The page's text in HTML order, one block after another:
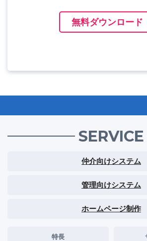
無料ダウンロード
SERVICE
仲介向けシステム
管理向けシステム
ホームページ制作
特長